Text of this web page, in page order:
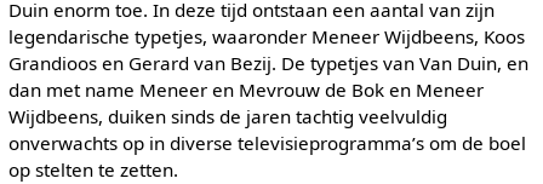
Duin enorm toe. In deze tijd ontstaan een aantal van zijn
legendarische typetjes, waaronder Meneer Wijdbeens, Koos
Grandioos en Gerard van Bezij. De typetjes van Van Duin, en
dan met name Meneer en Mevrouw de Bok en Meneer
Wijdbeens, duiken sinds de jaren tachtig veelvuldig
onverwachts op in diverse televisieprogramma’s om de boel
op stelten te zetten.